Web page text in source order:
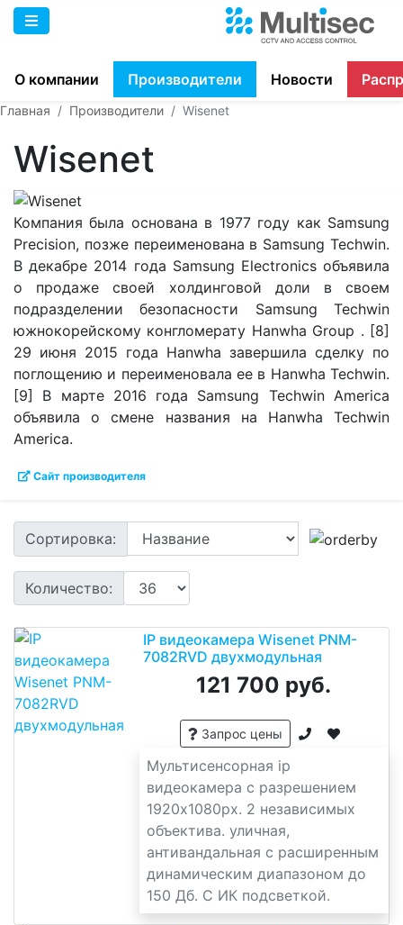
О компании Производители Новости
Главная Производители Wisenet
Wisenet
Компания была основана в 1977 году как Samsung
Precision, позже переименована в Samsung Techwin.
В декабре 2014 года Samsung Electronics объявила
о продаже своей холдинговой доли в своем
подразделении безопасности Samsung Techwin
южнокорейскому конгломерату Hanwha Group . [8]
29 июня 2015 года Hanwha завершила сделку по
поглощению и переименовала ее в Hanwha Techwin.
[9] В марте 2016 года Samsung Techwin America
объявила о смене названия на Hanwha Techwin
America.
Сайт производителя
Сортировка:
Количество:
IP видеокамера Wisenet PNM-
7082RVD двухмодульная
121 700 руб.
Запрос цены
Мультисенсорная ip
видеокамера с разрешением
1920x1080px. 2 независимых
объектива. уличная,
антивандальная с расширенным
динамическим диапазоном до
150 Дб. С ИК подсветкой.